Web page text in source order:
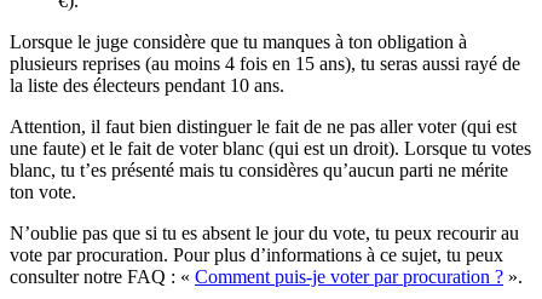
Lorsque le juge considère que tu manques à ton obligation à
plusieurs reprises (au moins 4 fois en 15 ans), tu seras aussi rayé de
la liste des électeurs pendant 10 ans.
Attention, il faut bien distinguer le fait de ne pas aller voter (qui est
une faute) et le fait de voter blanc (qui est un droit). Lorsque tu votes
blanc, tu t’es présenté mais tu considères qu’aucun parti ne mérite
ton vote.
N’oublie pas que si tu es absent le jour du vote, tu peux recourir au
vote par procuration. Pour plus d’informations à ce sujet, tu peux
consulter notre FAQ : « Comment puis-je voter par procuration ? ».